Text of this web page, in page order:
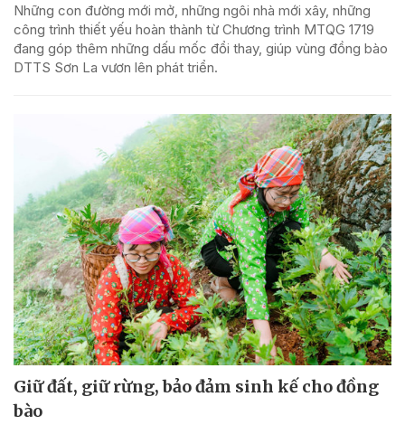
Những con đường mới mở, những ngôi nhà mới xây, những
công trình thiết yếu hoàn thành từ Chương trình MTQG 1719
đang góp thêm những dấu mốc đổi thay, giúp vùng đồng bào
DTTS Sơn La vươn lên phát triển.
Giữ đất, giữ rừng, bảo đảm sinh kế cho đồng
bào